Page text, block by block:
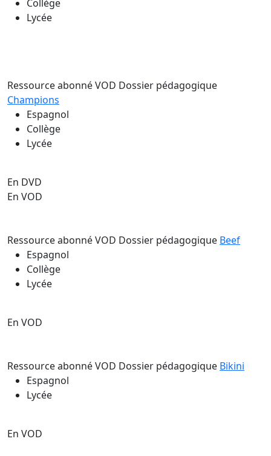
Collège
Lycée
Ressource abonné VOD Dossier pédagogique
Champions
Espagnol
Collège
Lycée
En DVD
En VOD
Ressource abonné VOD Dossier pédagogique Beef
Espagnol
Collège
Lycée
En VOD
Ressource abonné VOD Dossier pédagogique Bikini
Espagnol
Lycée
En VOD